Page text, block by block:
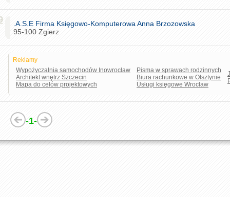
.A.S.E Firma Księgowo-Komputerowa Anna Brzozowska
95-100 Zgierz
Reklamy
Wypożyczalnia samochodów Inowrocław
Architekt wnętrz Szczecin
Mapa do celów projektowych
Pisma w sprawach rodzinnych
Biura rachunkowe w Olsztynie
Usługi księgowe Wrocław
-1-